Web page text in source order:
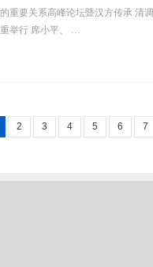
临床应用成果汇报大会在
重要关系高峰论坛暨汉方传承 清
举行 席小平、 …
2 3 4 5 6 7